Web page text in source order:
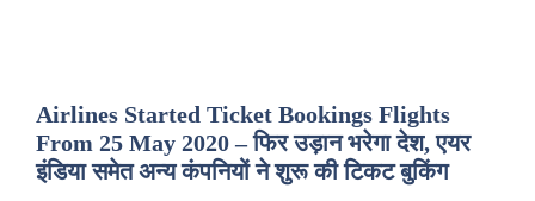
Airlines Started Ticket Bookings Flights
From 25 May 2020 – फिर उड़ान भरेगा देश, एयर
इंडिया समेत अन्य कंपनियों ने शुरू की टिकट बुकिंग